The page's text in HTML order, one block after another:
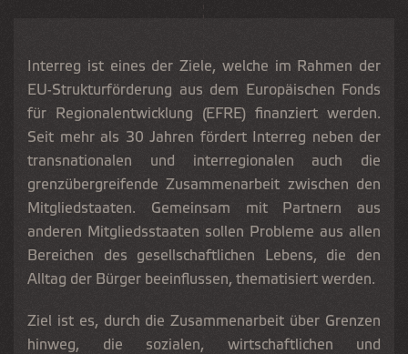
Interreg ist eines der Ziele, welche im Rahmen der
EU-Strukturförderung aus dem Europäischen Fonds
für Regionalentwicklung (EFRE) finanziert werden.
Seit mehr als 30 Jahren fördert Interreg neben der
transnationalen und interregionalen auch die
grenzübergreifende Zusammenarbeit zwischen den
Mitgliedstaaten. Gemeinsam mit Partnern aus
anderen Mitgliedsstaaten sollen Probleme aus allen
Bereichen des gesellschaftlichen Lebens, die den
Alltag der Bürger beeinflussen, thematisiert werden.
Ziel ist es, durch die Zusammenarbeit über Grenzen
hinweg, die sozialen, wirtschaftlichen und